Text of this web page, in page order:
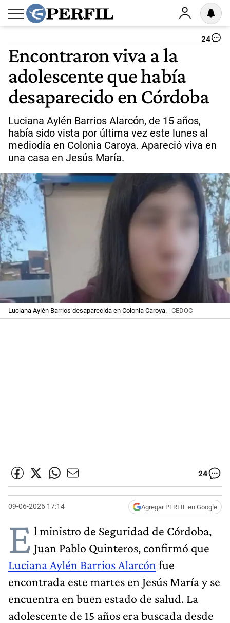
24
Encontraron viva a la
adolescente que había
desaparecido en Córdoba
Luciana Aylén Barrios Alarcón, de 15 años,
había sido vista por última vez este lunes al
mediodía en Colonia Caroya. Apareció viva en
una casa en Jesús María.
Luciana Aylén Barrios desaparecida en Colonia Caroya. | CEDOC
24
09-06-2026 17:14 Agregar PERFIL en Google
E l ministro de Seguridad de Córdoba,
Juan Pablo Quinteros, confirmó que
Luciana Aylén Barrios Alarcón fue
encontrada este martes en Jesús María y se
encuentra en buen estado de salud. La
adolescente de 15 años era buscada desde